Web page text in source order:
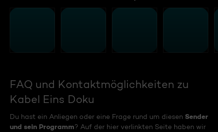
FAQ und Kontaktmöglichkeiten zu
Kabel Eins Doku
Du hast ein Anliegen oder eine Frage rund um diesen Sender
und sein Programm? Auf der hier verlinkten Seite haben wir